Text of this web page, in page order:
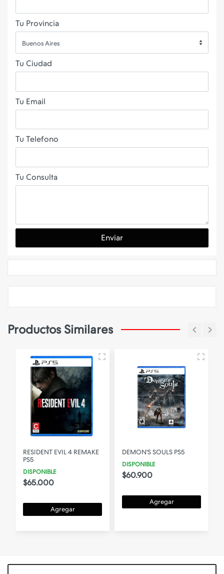
Tu Provincia
Buenos Aires
Tu Ciudad
Tu Email
Tu Telefono
Tu Consulta
Enviar
Productos Similares
RESIDENT EVIL 4 REMAKE
PS5
DISPONIBLE
$65.000
Agregar
DEMON'S SOULS PS5
DISPONIBLE
$60.900
Agregar